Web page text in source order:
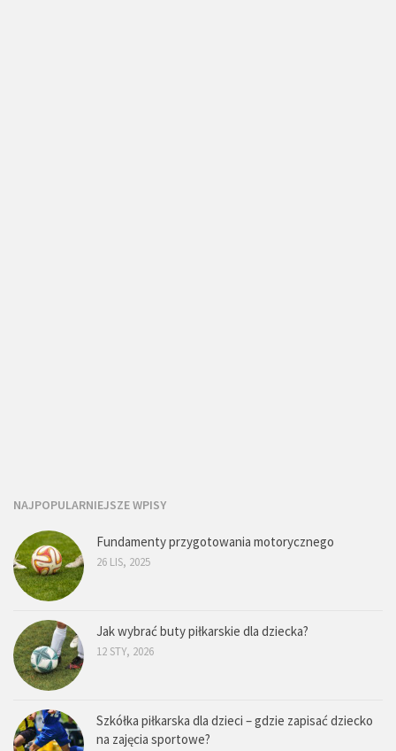
NAJPOPULARNIEJSZE WPISY
Fundamenty przygotowania motorycznego
26 LIS, 2025
Jak wybrać buty piłkarskie dla dziecka?
12 STY, 2026
Szkółka piłkarska dla dzieci – gdzie zapisać dziecko
na zajęcia sportowe?